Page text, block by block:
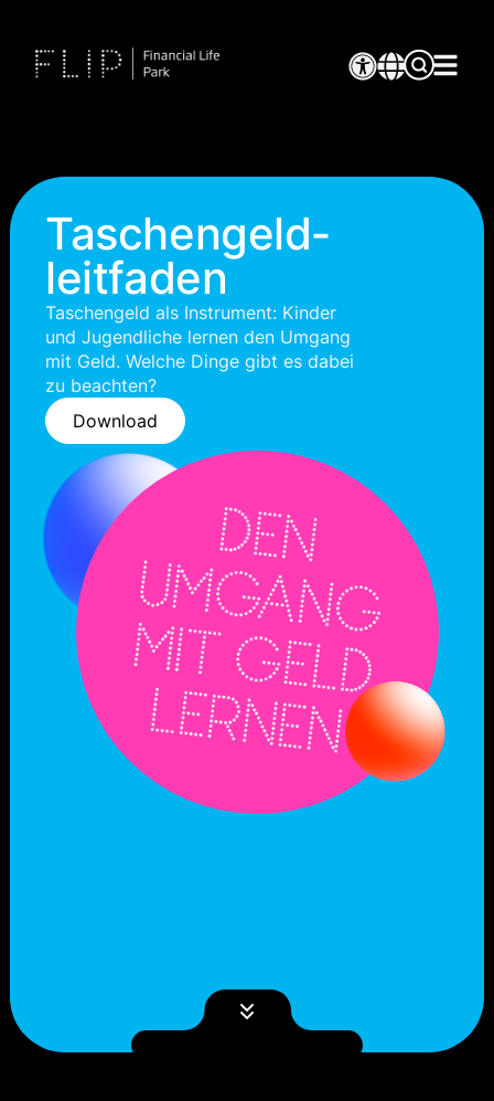
Taschengeld­
leitfaden
Taschengeld als Instrument: Kinder
und Jugendliche lernen den Umgang
mit Geld. Welche Dinge gibt es dabei
zu beachten?
Download